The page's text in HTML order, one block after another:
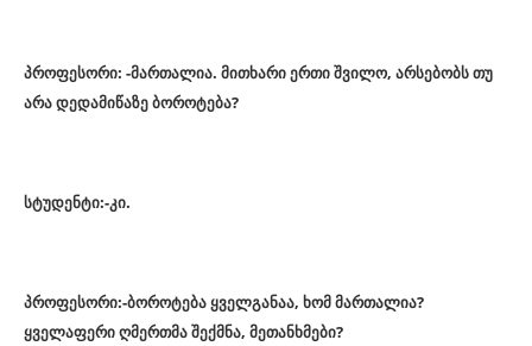
პროფესორი: -მართალია. მითხარი ერთი შვილო, არსებობს თუ
არა დედამიწაზე ბოროტება?
სტუდენტი:-კი.
პროფესორი:-ბოროტება ყველგანაა, ხომ მართალია?
ყველაფერი ღმერთმა შექმნა, მეთანხმები?